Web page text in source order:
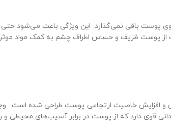
پوست باقی نمی‌گذارد. این ویژگی باعث می‌شود حتی
از پوست ظریف و حساس اطراف چشم به کمک مواد
و افزایش خاصیت ارتجاعی پوست طراحی شده است .
قوی دارد که از پوست در برابر آسیب‌های محیطی و